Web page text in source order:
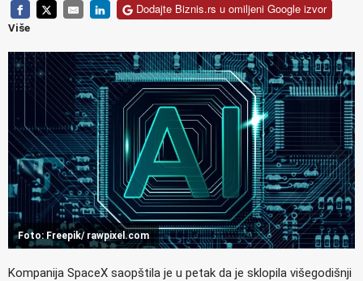
Dodajte Biznis.rs u omiljeni Google izvor
Više
Foto: Freepik/ rawpixel.com
Kompanija SpaceX saopštila je u petak da je sklopila višegodišnji